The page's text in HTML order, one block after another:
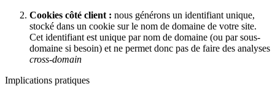
Cookies côté client : nous générons un identifiant unique,
stocké dans un cookie sur le nom de domaine de votre site.
Cet identifiant est unique par nom de domaine (ou par sous-
domaine si besoin) et ne permet donc pas de faire des analyses
cross-domain
Implications pratiques